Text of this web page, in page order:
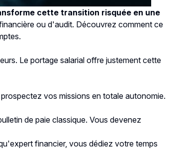
cette transition risquée en une
ou d'audit. Découvrez comment ce
Le portage salarial offre justement cette
vos missions en totale autonomie.
de paie classique. Vous devenez
financier, vous dédiez votre temps